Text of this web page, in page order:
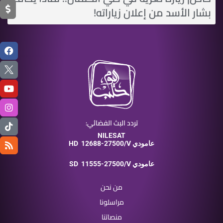
بشار الأسد من إعلان زياراته!
تردد البث الفضائي:
NILESAT
HD
12688-27500/V عامودي
SD 11555-27500/V عامودي
من نحن
مراسلونا
منصاتنا